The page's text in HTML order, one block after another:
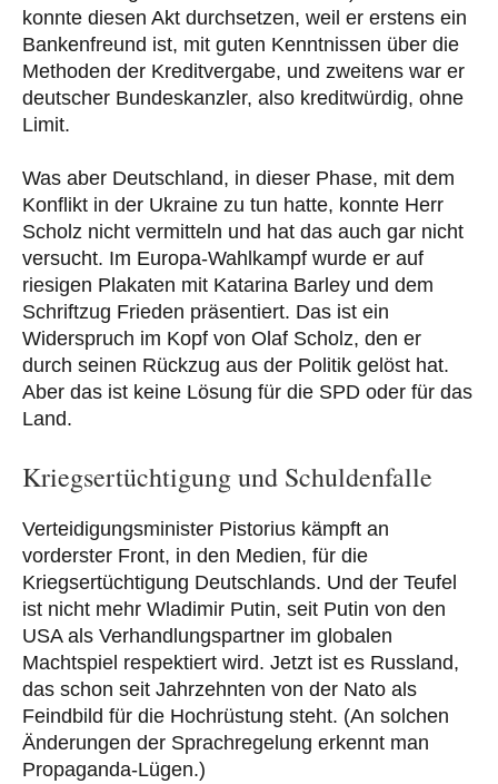
konnte diesen Akt durchsetzen, weil er erstens ein
Bankenfreund ist, mit guten Kenntnissen über die
Methoden der Kreditvergabe, und zweitens war er
deutscher Bundeskanzler, also kreditwürdig, ohne
Limit.
Was aber Deutschland, in dieser Phase, mit dem
Konflikt in der Ukraine zu tun hatte, konnte Herr
Scholz nicht vermitteln und hat das auch gar nicht
versucht. Im Europa-Wahlkampf wurde er auf
riesigen Plakaten mit Katarina Barley und dem
Schriftzug Frieden präsentiert. Das ist ein
Widerspruch im Kopf von Olaf Scholz, den er
durch seinen Rückzug aus der Politik gelöst hat.
Aber das ist keine Lösung für die SPD oder für das
Land.
Kriegsertüchtigung und Schuldenfalle
Verteidigungsminister Pistorius kämpft an
vorderster Front, in den Medien, für die
Kriegsertüchtigung Deutschlands. Und der Teufel
ist nicht mehr Wladimir Putin, seit Putin von den
USA als Verhandlungspartner im globalen
Machtspiel respektiert wird. Jetzt ist es Russland,
das schon seit Jahrzehnten von der Nato als
Feindbild für die Hochrüstung steht. (An solchen
Änderungen der Sprachregelung erkennt man
Propaganda-Lügen.)